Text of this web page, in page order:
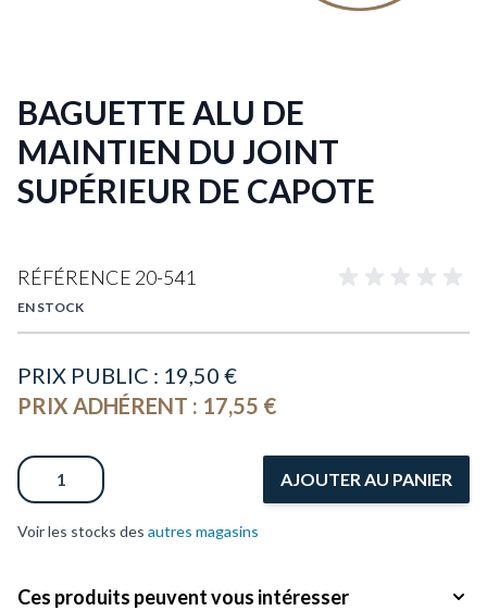
BAGUETTE ALU DE
MAINTIEN DU JOINT
SUPÉRIEUR DE CAPOTE
RÉFÉRENCE 20-541
EN STOCK
PRIX PUBLIC : 19,50 €
PRIX ADHÉRENT : 17,55 €
Quantité
AJOUTER AU PANIER
Voir les stocks des autres magasins
Ces produits peuvent vous intéresser